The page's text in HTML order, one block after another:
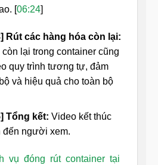
[06:24]
Rút các hàng hóa còn lại:
lại trong container cũng
quy trình tương tự, đảm
và hiệu quả cho toàn bộ
Tổng kết: Video kết thúc
người xem.
vụ đóng rút container tại